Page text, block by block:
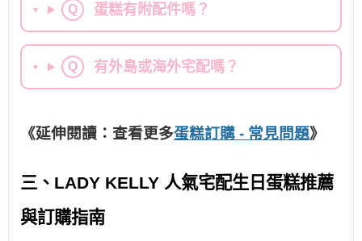
▼ Q 蛋糕有附配件嗎？
▼ Q 有外島或海外宅配嗎？
《延伸閱讀：查看更多蛋糕訂購 - 常見問題》
三、LADY KELLY 人氣宅配生日蛋糕推薦
與訂購指南